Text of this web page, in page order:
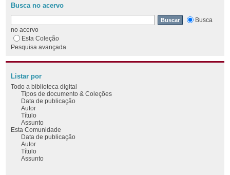
Busca no acervo
Busca
no acervo
Esta Coleção
Pesquisa avançada
Listar por
Todo a biblioteca digital
Tipos de documento & Coleções
Data de publicação
Autor
Título
Assunto
Esta Comunidade
Data de publicação
Autor
Título
Assunto